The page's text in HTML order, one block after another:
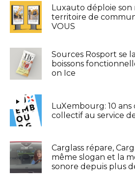
Luxauto déploie son
territoire de
VOUS
Sources Rosport se
boissons
on Ice
LuXembourg: 10 ans
collectif au service
Carglass répare,
même slogan et la
sonore depuis plus